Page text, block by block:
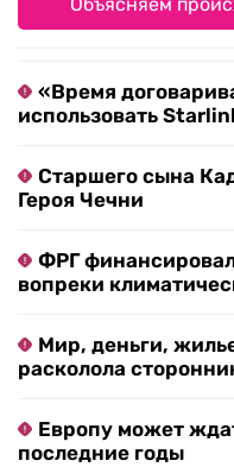
«Время
использовать
Старшего сына
Героя Чечни
ФРГ
вопреки
Мир, деньги,
расколола
Европу может
последние годы